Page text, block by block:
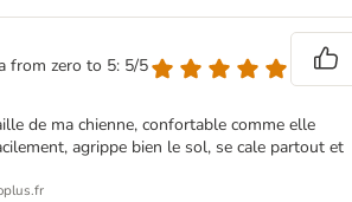
from zero to 5: 5/5
de ma chienne, confortable comme elle
agrippe bien le sol, se cale partout et